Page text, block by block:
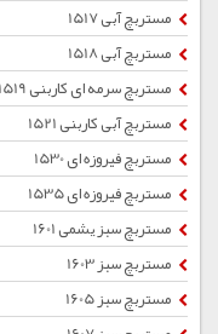
مستربچ آبی 1517
مستربچ آبی 1518
مستربچ سرمه ای کاربنی 1519
مستربچ آبی کاربنی 1521
مستربچ فیروزه ای 1530
مستربچ فیروزه ای 1535
مستربچ سبز یشمی 1601
مستربچ سبز 1603
مستربچ سبز 1605